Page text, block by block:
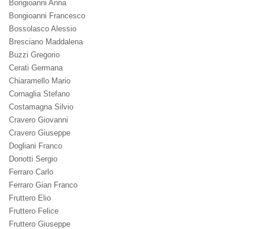
Bongioanni Anna
Bongioanni Francesco
Bossolasco Alessio
Bresciano Maddalena
Buzzi Gregorio
Cerati Germana
Chiaramello Mario
Cornaglia Stefano
Costamagna Silvio
Cravero Giovanni
Cravero Giuseppe
Dogliani Franco
Donotti Sergio
Ferraro Carlo
Ferraro Gian Franco
Fruttero Elio
Fruttero Felice
Fruttero Giuseppe